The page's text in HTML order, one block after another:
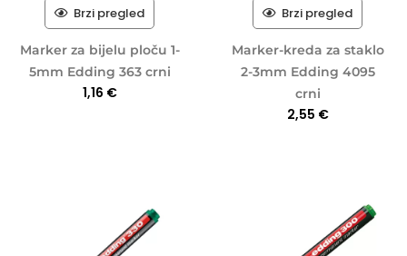
Brzi pregled
Marker za bijelu ploču 1-
5mm Edding 363 crni
1,16 €
Brzi pregled
Marker-kreda za staklo
2-3mm Edding 4095
crni
2,55 €